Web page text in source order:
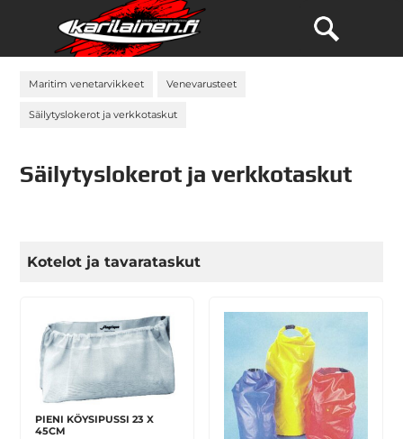
Maritim venetarvikkeet Venevarusteet
Säilytyslokerot ja verkkotaskut
Säilytyslokerot ja verkkotaskut
Kotelot ja tavarataskut
PIENI KÖYSIPUSSI 23 X
45CM